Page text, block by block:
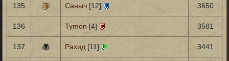
135 Саныч [12] 3650
136 Tymon [4] 3581
137 Рахид [11] 3441